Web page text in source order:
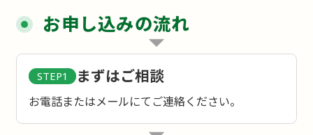
お申し込みの流れ
STEP1 まずはご相談
お電話またはメールにてご連絡ください。